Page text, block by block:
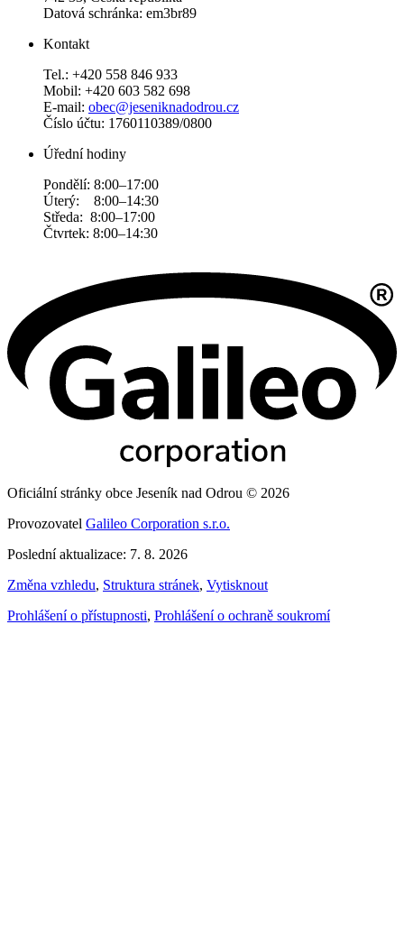
Datová schránka: em3br89
Kontakt
Tel.: +420 558 846 933
Mobil: +420 603 582 698
E-mail: obec@jeseniknadodrou.cz
Číslo účtu: 1760110389/0800
Úřední hodiny
Pondělí: 8:00–17:00
Úterý: 8:00–14:30
Středa: 8:00–17:00
Čtvrtek: 8:00–14:30
Oficiální stránky obce Jeseník nad Odrou © 2026
Provozovatel Galileo Corporation s.r.o.
Poslední aktualizace: 7. 8. 2026
Změna vzhledu, Struktura stránek, Vytisknout
Prohlášení o přístupnosti, Prohlášení o ochraně soukromí